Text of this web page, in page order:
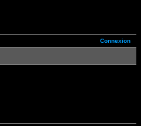
Connexion